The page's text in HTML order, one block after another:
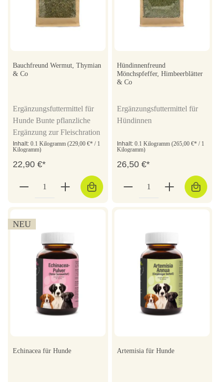
Bauchfreund Wermut, Thymian
& Co
Ergänzungsfuttermittel für
Hunde Bunte pflanzliche
Ergänzung zur Fleischration
Inhalt: 0.1 Kilogramm (229,00 €* / 1
Kilogramm)
22,90 €*
Hündinnenfreund
Mönchspfeffer, Himbeerblätter
& Co
Ergänzungsfuttermittel für
Hündinnen
Inhalt: 0.1 Kilogramm (265,00 €* / 1
Kilogramm)
26,50 €*
NEU
Echinacea für Hunde Artemisia für Hunde